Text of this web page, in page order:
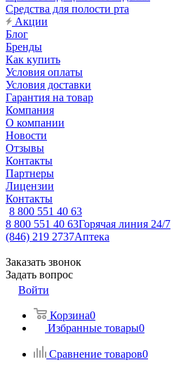
Средства для полости рта
Акции
Блог
Бренды
Как купить
Условия оплаты
Условия доставки
Гарантия на товар
Компания
О компании
Новости
Отзывы
Контакты
Партнеры
Лицензии
Контакты
8 800 551 40 63
8 800 551 40 63Горячая линия 24/7
(846) 219 2737Аптека
Заказать звонок
Задать вопрос
Войти
Корзина0
Избранные товары0
Сравнение товаров0